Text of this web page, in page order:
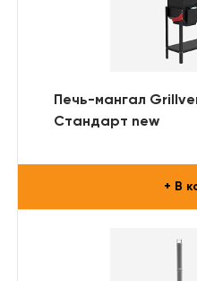
Печь-мангал
Стандарт new
+ В